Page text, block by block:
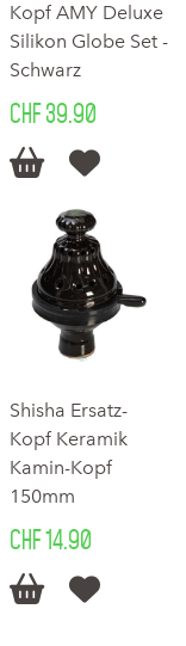
Kopf AMY Deluxe
Silikon Globe Set -
Schwarz
CHF 39.90
 
Shisha Ersatz-
Kopf Keramik
Kamin-Kopf
150mm
CHF 14.90
 